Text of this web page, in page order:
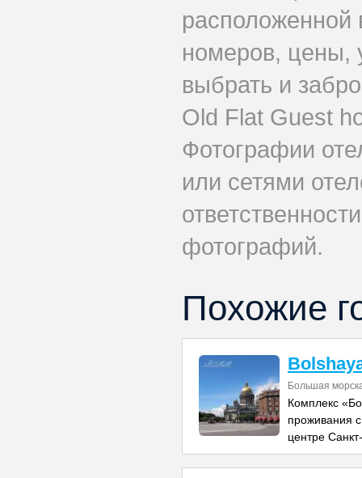
расположенной
номеров, цены,
выбрать и
Old Flat Guest
Фотографии
или сетями
фотографий.
Похожие
Большая
Комплекс
проживания
центре